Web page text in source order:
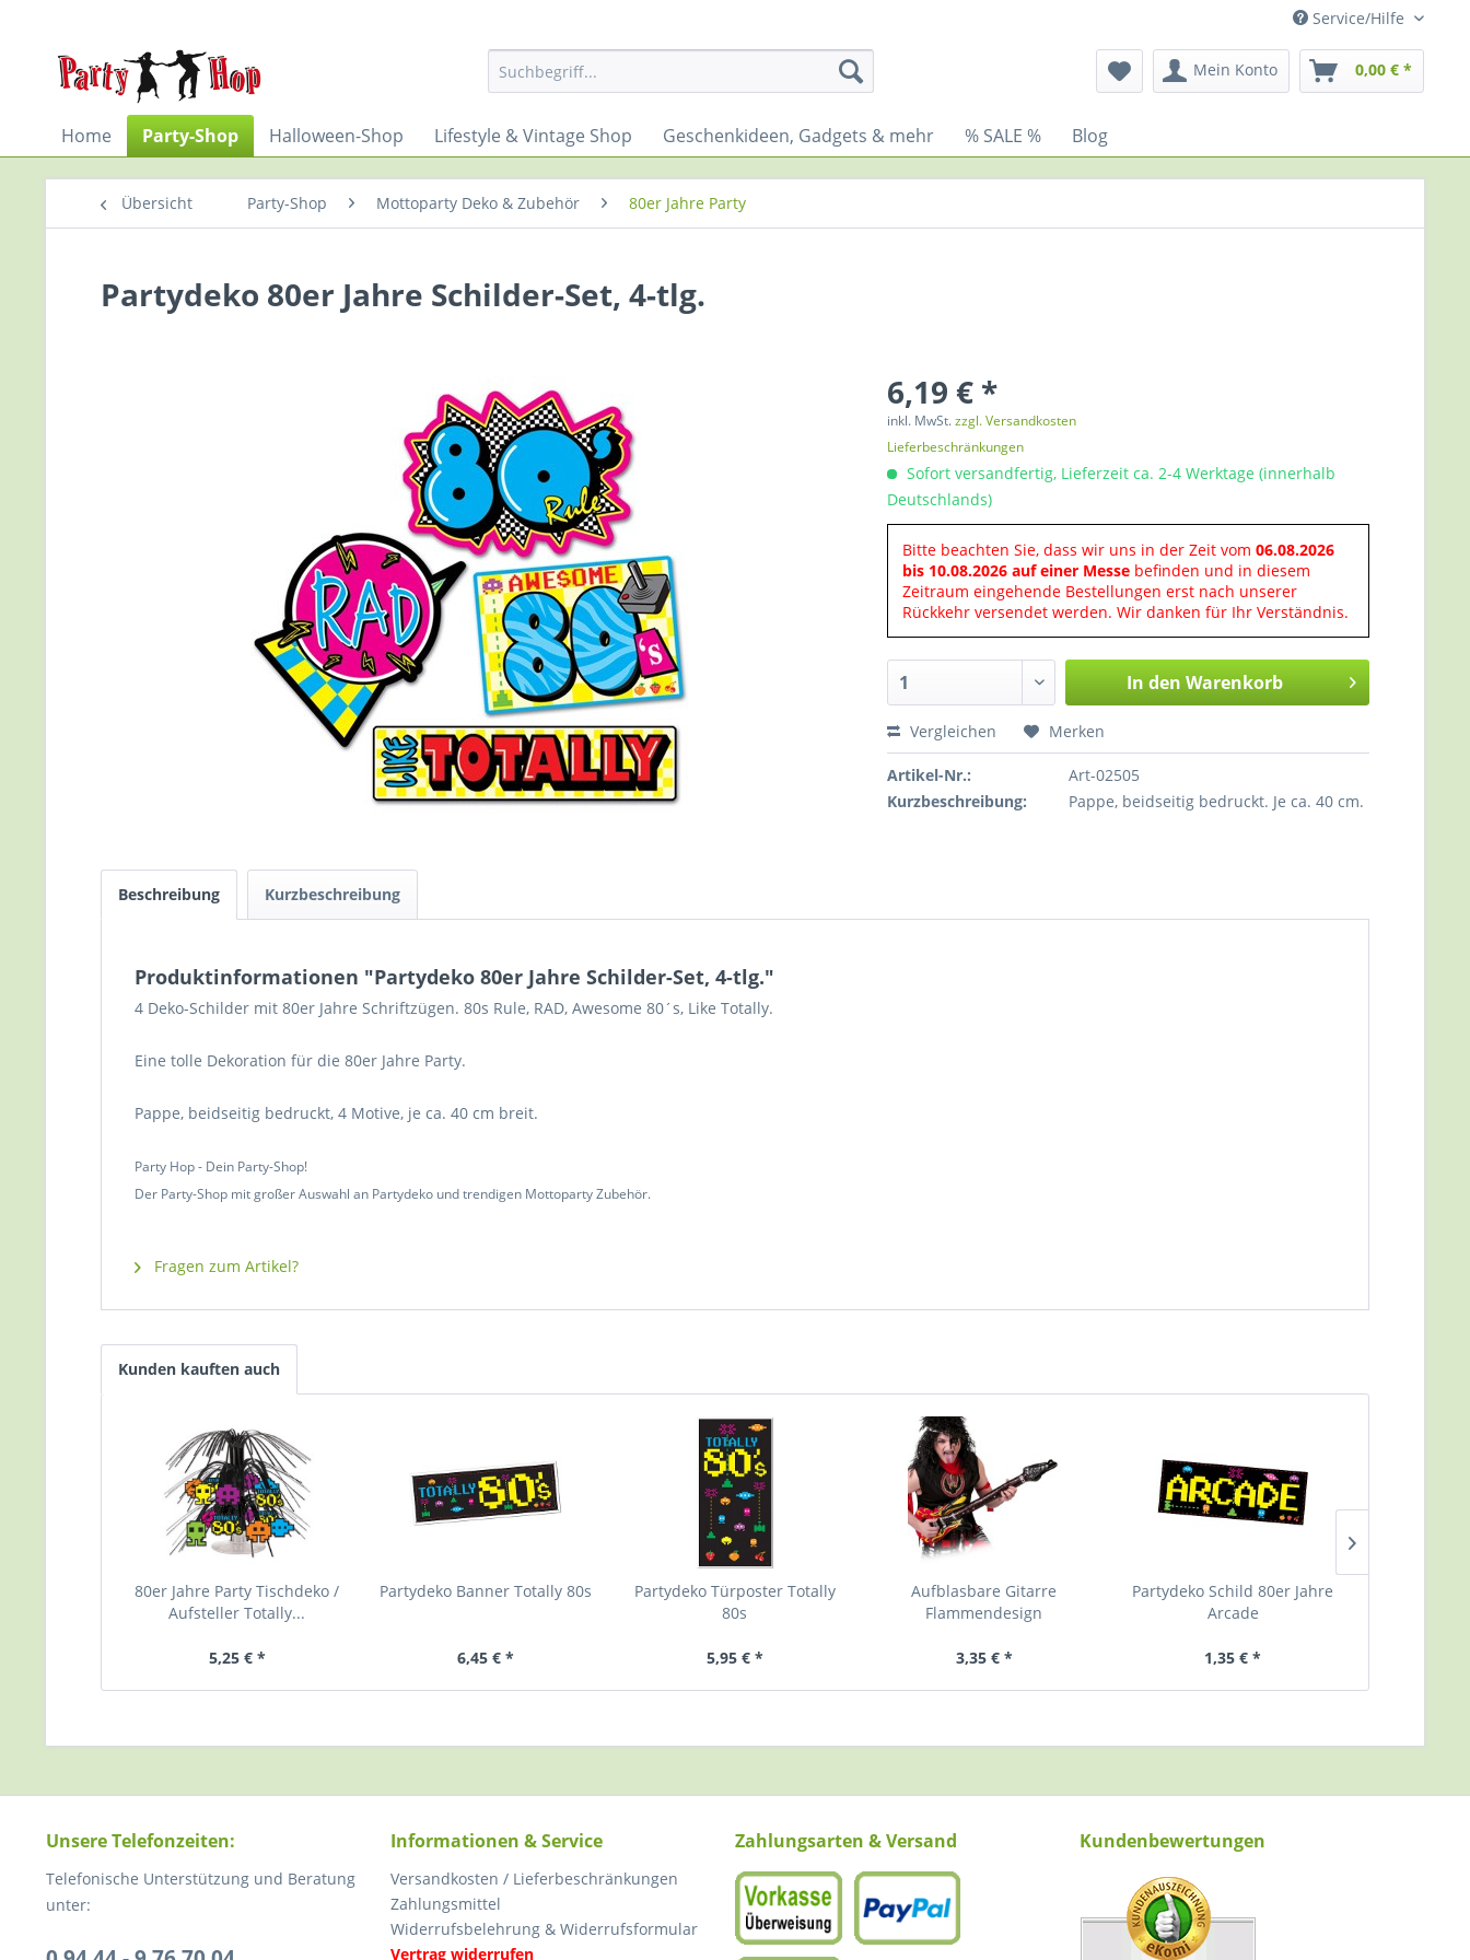
Service/Hilfe
Mein Konto 0,00 € *
Home Party-Shop Halloween-Shop Lifestyle & Vintage Shop Geschenkideen, Gadgets & mehr % SALE % Blog
Übersicht Party-Shop Mottoparty Deko & Zubehör 80er Jahre Party
Partydeko 80er Jahre Schilder-Set, 4-tlg.
6,19 € *
inkl. MwSt.zzgl. Versandkosten
Lieferbeschränkungen
Sofort versandfertig, Lieferzeit ca. 2-4 Werktage (innerhalb
Deutschlands)
Bitte beachten Sie, dass wir uns in der Zeit vom06.08.2026
bis 10.08.2026 auf einer Messe befinden und in diesem
Zeitraum eingehende Bestellungen erst nach unserer
Rückkehr versendet werden. Wir danken für Ihr Verständnis.
In den Warenkorb
Vergleichen Merken
Artikel-Nr.:
Art-02505
Kurzbeschreibung:
Pappe, beidseitig bedruckt. Je ca. 40 cm.
Beschreibung Kurzbeschreibung
Produktinformationen "Partydeko 80er Jahre Schilder-Set, 4-tlg."
4 Deko-Schilder mit 80er Jahre Schriftzügen. 80s Rule, RAD, Awesome 80´s, Like Totally.
Eine tolle Dekoration für die 80er Jahre Party.
Pappe, beidseitig bedruckt, 4 Motive, je ca. 40 cm breit.
Party Hop - Dein Party-Shop!
Der Party-Shop mit großer Auswahl an Partydeko und trendigen Mottoparty Zubehör.
Fragen zum Artikel?
Kunden kauften auch
80er Jahre Party Tischdeko /
Aufsteller Totally...
5,25 € *
Partydeko Banner Totally 80s
6,45 € *
Partydeko Türposter Totally
80s
5,95 € *
Aufblasbare Gitarre
Flammendesign
3,35 € *
Partydeko Schild 80er Jahre
Arcade
1,35 € *
Unsere Telefonzeiten:
Telefonische Unterstützung und Beratung
unter:
Informationen & Service
Versandkosten / Lieferbeschränkungen
Zahlungsmittel
Widerrufsbelehrung & Widerrufsformular
Vertrag widerrufen
Zahlungsarten & Versand Kundenbewertungen